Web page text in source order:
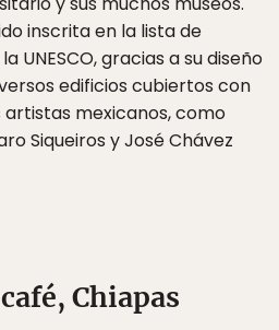
inscrita en la lista de
UNESCO, gracias a su diseño
edificios cubiertos con
mexicanos, como
Siqueiros y José Chávez
Chiapas